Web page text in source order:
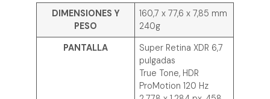
DIMENSIONES Y
PESO
160,7 x 77,6 x 7,85 mm
240g
PANTALLA
Super Retina XDR 6,7
pulgadas
True Tone, HDR
ProMotion 120 Hz